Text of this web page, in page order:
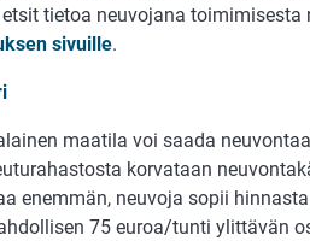
tietoa neuvojana toimimisesta
sivuille.
maatila voi saada
korvataan
enemmän, neuvoja sopii
75 euroa/tunti ylittävän